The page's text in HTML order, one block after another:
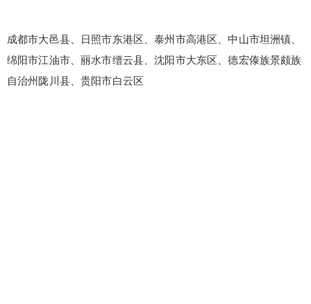
成都市大邑县、日照市东港区、泰州市高港区、中山市坦洲镇、
绵阳市江油市、丽水市缙云县、沈阳市大东区、德宏傣族景颇族
自治州陇川县、贵阳市白云区